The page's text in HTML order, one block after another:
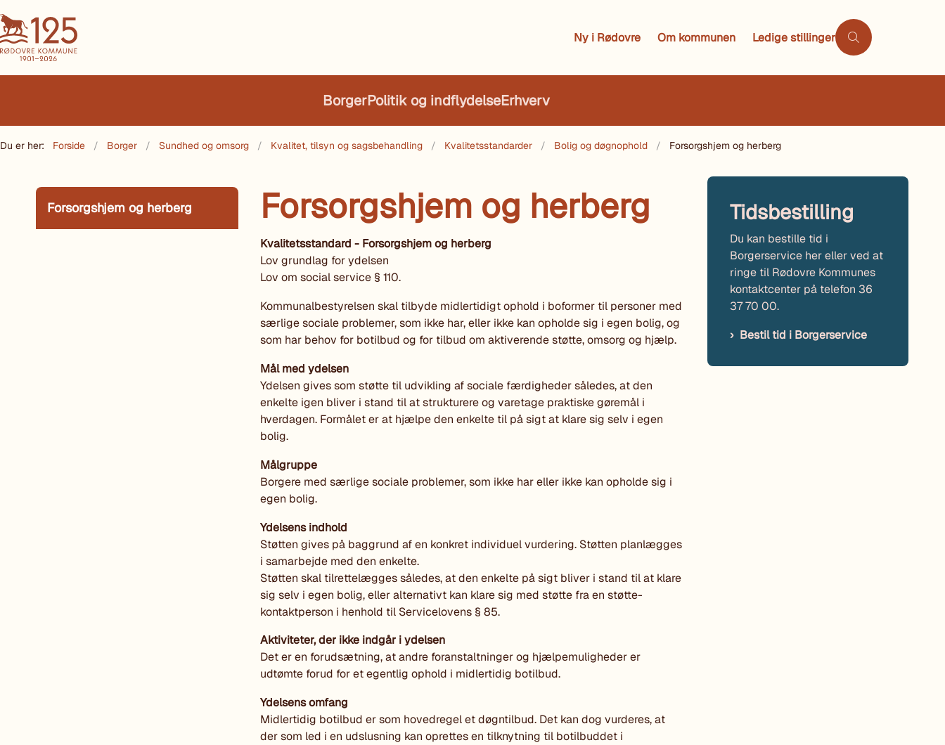
Ny i Rødovre Om kommunen Ledige stillinger
BorgerPolitik og indflydelseErhverv
Du er her: Forside Borger Sundhed og omsorg Kvalitet, tilsyn og sagsbehandling Kvalitetsstandarder Bolig og døgnophold Forsorgshjem og herberg
Forsorgshjem og herberg Forsorgshjem og herberg
Kvalitetsstandard - Forsorgshjem og herberg
Lov grundlag for ydelsen
Lov om social service § 110.
Kommunalbestyrelsen skal tilbyde midlertidigt ophold i boformer til personer med
særlige sociale problemer, som ikke har, eller ikke kan opholde sig i egen bolig, og
som har behov for botilbud og for tilbud om aktiverende støtte, omsorg og hjælp.
Mål med ydelsen
Ydelsen gives som støtte til udvikling af sociale færdigheder således, at den
enkelte igen bliver i stand til at strukturere og varetage praktiske gøremål i
hverdagen. Formålet er at hjælpe den enkelte til på sigt at klare sig selv i egen
bolig.
Målgruppe
Borgere med særlige sociale problemer, som ikke har eller ikke kan opholde sig i
egen bolig.
Ydelsens indhold
Støtten gives på baggrund af en konkret individuel vurdering. Støtten planlægges
i samarbejde med den enkelte.
Støtten skal tilrettelægges således, at den enkelte på sigt bliver i stand til at klare
sig selv i egen bolig, eller alternativt kan klare sig med støtte fra en støtte-
kontaktperson i henhold til Servicelovens § 85.
Aktiviteter, der ikke indgår i ydelsen
Det er en forudsætning, at andre foranstaltninger og hjælpemuligheder er
udtømte forud for et egentlig ophold i midlertidig botilbud.
Ydelsens omfang
Midlertidig botilbud er som hovedregel et døgntilbud. Det kan dog vurderes, at
der som led i en udslusning kan oprettes en tilknytning til botilbuddet i
Tidsbestilling
Du kan bestille tid i
Borgerservice her eller ved at
ringe til Rødovre Kommunes
kontaktcenter på telefon 36
37 70 00.
Bestil tid i Borgerservice